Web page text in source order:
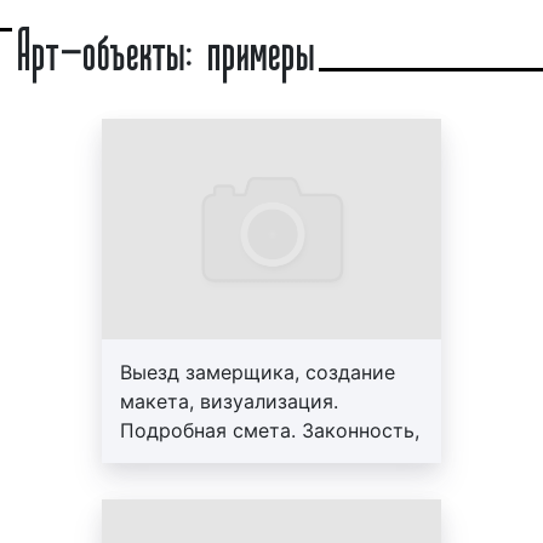
Арт-объекты. Пример 4
формой, размерами, материалом
изготовления;
стоимостью, временем изготовления,
Арт-объекты: примеры
Выезд замерщика, создание
макета, визуализация.
Подробная смета. Законность,